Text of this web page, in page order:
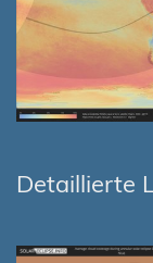
Detaillierte